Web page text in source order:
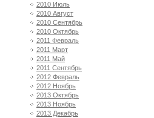
2010 Июль
2010 Август
2010 Сентябрь
2010 Октябрь
2011 Февраль
2011 Март
2011 Май
2011 Сентябрь
2012 Февраль
2012 Ноябрь
2013 Октябрь
2013 Ноябрь
2013 Декабрь